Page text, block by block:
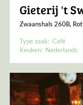
Gieterij 't
Zwaanshals 260B,
Type zaak: Café
Keuken: Nederlands